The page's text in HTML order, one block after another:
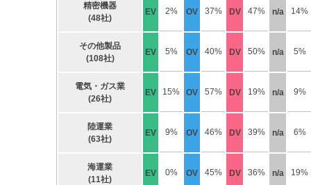
精密機器
(48社)
EV 2% OV 37% DV 47% n/a 14%
その他製品
(108社)
EV 5% OV 40% DV 50% n/a 5%
電気・ガス業
(26社)
EV 15% OV 57% DV 19% n/a 9%
陸運業
(63社)
EV 9% OV 46% DV 39% n/a 6%
海運業
(11社)
EV 0% OV 45% DV 36% n/a 19%